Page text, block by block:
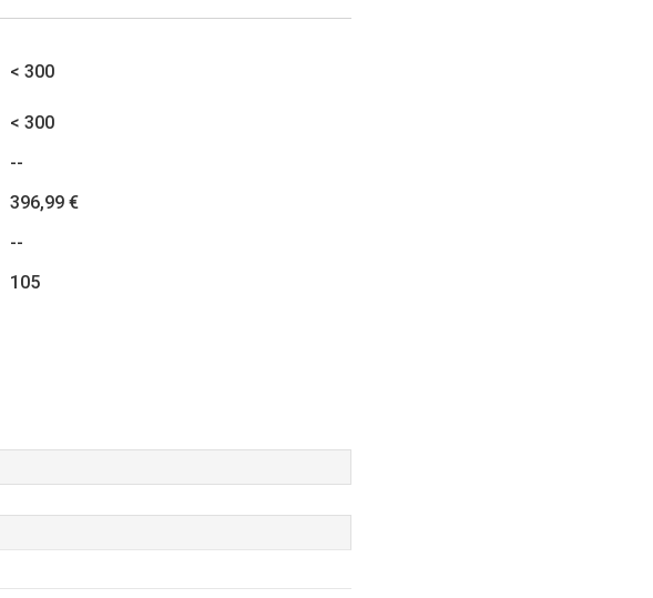
< 300
< 300
--
396,99 €
--
105